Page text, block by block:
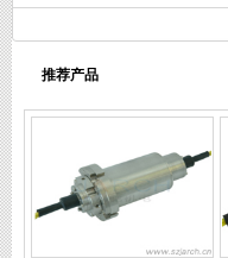
推荐产品